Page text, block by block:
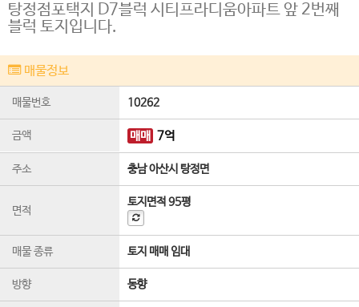
탕정점포택지 D7블럭 시티프라디움아파트 앞 2번째
블럭 토지입니다.
매물정보
매물번호 10262
금액 매매 7억
주소 충남 아산시 탕정면
면적
토지면적95평
매물 종류 토지 매매 임대
방향 동향